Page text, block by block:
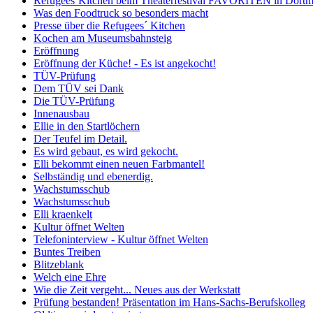
Was den Foodtruck so besonders macht
Presse über die Refugees´ Kitchen
Kochen am Museumsbahnsteig
Eröffnung
Eröffnung der Küche! - Es ist angekocht!
TÜV-Prüfung
Dem TÜV sei Dank
Die TÜV-Prüfung
Innenausbau
Ellie in den Startlöchern
Der Teufel im Detail.
Es wird gebaut, es wird gekocht.
Elli bekommt einen neuen Farbmantel!
Selbständig und ebenerdig.
Wachstumsschub
Wachstumsschub
Elli kraenkelt
Kultur öffnet Welten
Telefoninterview - Kultur öffnet Welten
Buntes Treiben
Blitzeblank
Welch eine Ehre
Wie die Zeit vergeht... Neues aus der Werkstatt
Prüfung bestanden! Präsentation im Hans-Sachs-Berufskolleg